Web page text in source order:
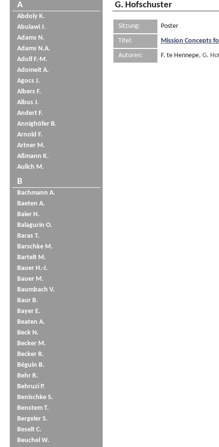
A
Abdoly K.
Abulawi J.
Adams N.
Adams N.A.
Adolf F.-M.
Adomeit A.
Agocs J.
Albers F.
Albus J.
Andert F.
Annighöfer B.
Arnold F.
Artner M.
Aßmann K.
Aulich M.
B
Bachmann A.
Baeten A.
Baier H.
Balagurin O.
Baras T.
Barschke M.
Bartelt M.
Bauer H.-J.
Bauer M.
Baumbach V.
Baur B.
Bayer E.
Beaten A.
Beck N.
Becker M.
Becker R.
Béguin B.
Behr R.
Behruzi P.
Benischke S.
Benstem T.
Bergeler S.
Beselt C.
Beuchel W.
G. Hofschuster
Sitzung:
Poster
Titel:
Mission Concepts
Autoren:
F. te Hennepe, G.